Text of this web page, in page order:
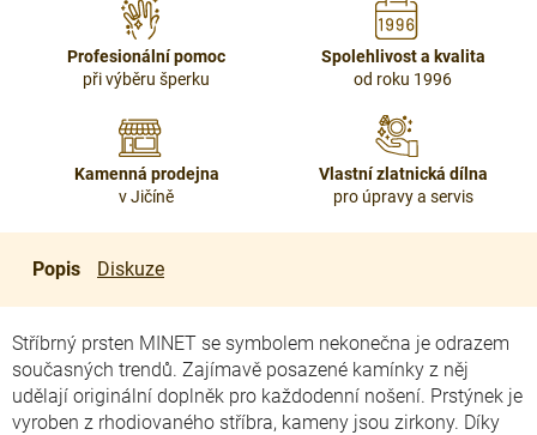
Profesionální pomoc
při výběru šperku
Spolehlivost a kvalita
od roku 1996
Kamenná prodejna
v Jičíně
Vlastní zlatnická dílna
pro úpravy a servis
Popis Diskuze
Stříbrný prsten MINET se symbolem nekonečna je odrazem
současných trendů. Zajímavě posazené kamínky z něj
udělají originální doplněk pro každodenní nošení. Prstýnek je
vyroben z rhodiovaného stříbra, kameny jsou zirkony. Díky